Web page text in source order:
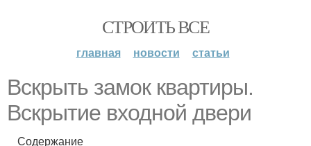
СТРОИТЬ ВСЕ
главная новости статьи
Вскрыть замок квартиры.
Вскрытие входной двери
Содержание